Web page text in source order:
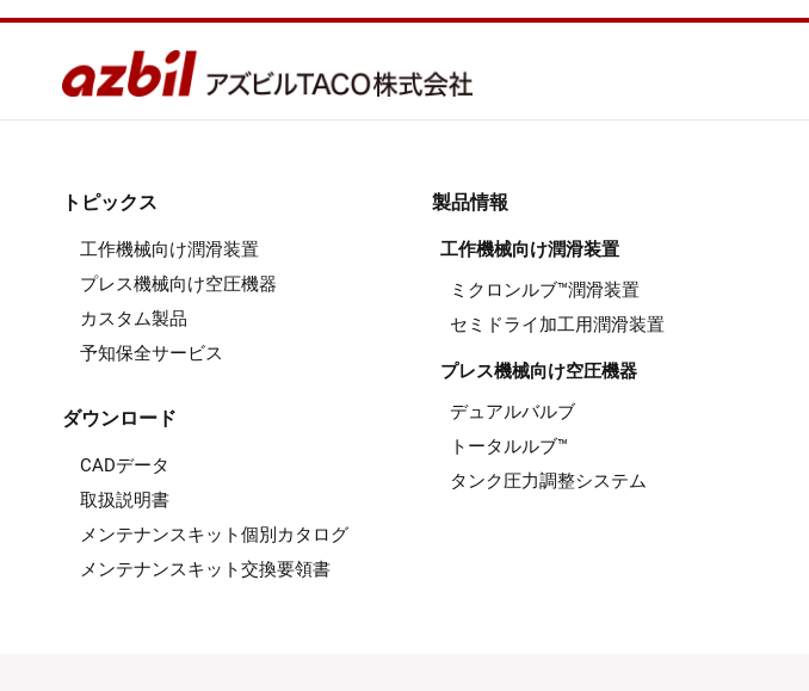
トピックス
工作機械向け潤滑装置
プレス機械向け空圧機器
カスタム製品
予知保全サービス
ダウンロード
CADデータ
取扱説明書
メンテナンスキット個別カタログ
メンテナンスキット交換要領書
製品情報
工作機械向け潤滑装置
ミクロンルブ™潤滑装置
セミドライ加工用潤滑装置
プレス機械向け空圧機器
デュアルバルブ
トータルルブ™
タンク圧力調整システム